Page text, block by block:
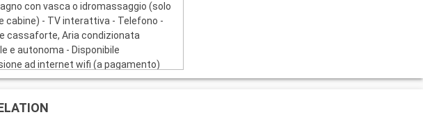
con vasca o idromassaggio (solo
cabine) - TV interattiva - Telefono -
cassaforte, Aria condizionata
e autonoma - Disponibile
ad internet wifi (a pagamento)
da 32 a 53 mq.